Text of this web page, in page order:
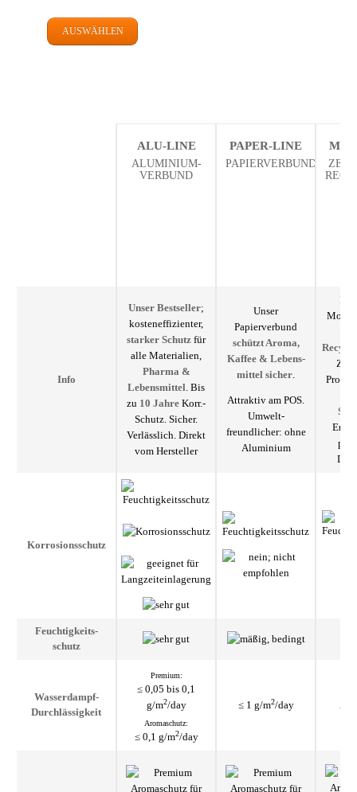
AUSWÄHLEN
ALU-LINE
ALUMINIUM­
VERBUND
PAPER-LINE
PAPIERVERBUND
Info
Unser Bestseller;
kosteneffizienter,
starker Schutz für
alle Materialien,
Pharma &
Lebens­mittel. Bis
zu 10 Jahre Korr.-
Schutz. Sicher.
Verlässlich. Direkt
vom Hersteller
Unser
Papierverbund
schützt Aroma,
Kaffee & Lebens­
mittel sicher.
Attraktiv am POS.
Umwelt­
freundlicher: ohne
Aluminium
Korro­sions­schutz
Feuchtigkeits­
schutz
Wasserdampf-
Durchlässigkeit
Premium:
≤ 0,05 bis 0,1
g/m2/day
Aromaschutz:
≤ 0,1 g/m2/day
≤ 1 g/m2/day Auf